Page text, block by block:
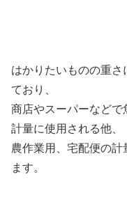
はかりたいものの重
ており、
商店やスーパーなど
計量に使用される他、
農作業用、宅配便の計
ます。